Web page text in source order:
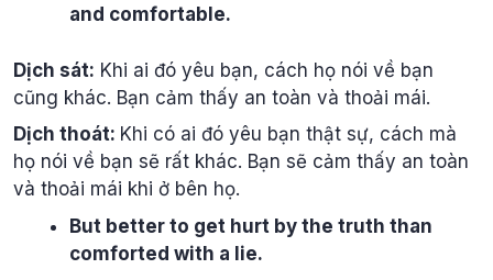
and comfortable.
Dịch sát: Khi ai đó yêu bạn, cách họ nói về bạn
cũng khác. Bạn cảm thấy an toàn và thoải mái.
Dịch thoát: Khi có ai đó yêu bạn thật sự, cách mà
họ nói về bạn sẽ rất khác. Bạn sẽ cảm thấy an toàn
và thoải mái khi ở bên họ.
But better to get hurt by the truth than
comforted with a lie.